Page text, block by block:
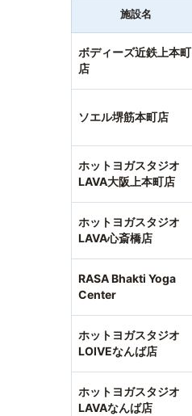
施設名
ボディーズ近鉄上本町
店
ソエル堺筋本町店
ホットヨガスタジオ
LAVA大阪上本町店
ホットヨガスタジオ
LAVA心斎橋店
RASA Bhakti Yoga
Center
ホットヨガスタジオ
LOIVEなんば店
ホットヨガスタジオ
LAVAなんば店